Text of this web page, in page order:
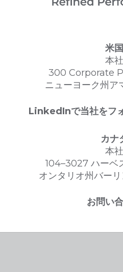
米国
本社
300 Corporate
ニューヨーク州ア
LinkedInで当社をフ
カナ
本社
104–3027 ハーベ
オンタリオ州バー
お問い